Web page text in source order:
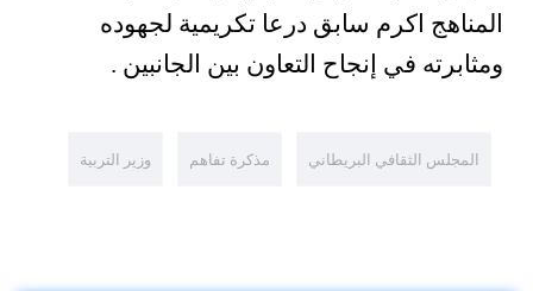
المناهج اكرم سابق درعا تكريمية لجهوده
ومثابرته في إنجاح التعاون بين الجانبين .
المجلس الثقافي البريطاني مذكرة تفاهم وزير التربية